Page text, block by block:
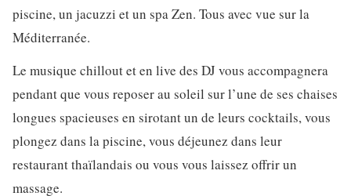
piscine, un jacuzzi et un spa Zen. Tous avec vue sur la
Méditerranée.
Le musique chillout et en live des DJ vous accompagnera
pendant que vous reposer au soleil sur l’une de ses chaises
longues spacieuses en sirotant un de leurs cocktails, vous
plongez dans la piscine, vous déjeunez dans leur
restaurant thaïlandais ou vous vous laissez offrir un
massage.